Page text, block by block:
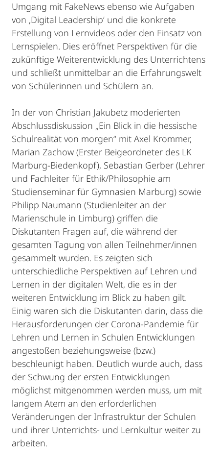
Umgang mit FakeNews ebenso wie Aufgaben
von ‚Digital Leadership‘ und die konkrete
Erstellung von Lernvideos oder den Einsatz von
Lernspielen. Dies eröffnet Perspektiven für die
zukünftige Weiterentwicklung des Unterrichtens
und schließt unmittelbar an die Erfahrungswelt
von Schülerinnen und Schülern an.
In der von Christian Jakubetz moderierten
Abschlussdiskussion „Ein Blick in die hessische
Schulrealität von morgen“ mit Axel Krommer,
Marian Zachow (Erster Beigeordneter des LK
Marburg-Biedenkopf), Sebastian Gerber (Lehrer
und Fachleiter für Ethik/Philosophie am
Studienseminar für Gymnasien Marburg) sowie
Philipp Naumann (Studienleiter an der
Marienschule in Limburg) griffen die
Diskutanten Fragen auf, die während der
gesamten Tagung von allen Teilnehmer/innen
gesammelt wurden. Es zeigten sich
unterschiedliche Perspektiven auf Lehren und
Lernen in der digitalen Welt, die es in der
weiteren Entwicklung im Blick zu haben gilt.
Einig waren sich die Diskutanten darin, dass die
Herausforderungen der Corona-Pandemie für
Lehren und Lernen in Schulen Entwicklungen
angestoßen beziehungsweise (bzw.)
beschleunigt haben. Deutlich wurde auch, dass
der Schwung der ersten Entwicklungen
möglichst mitgenommen werden muss, um mit
langem Atem an den erforderlichen
Veränderungen der Infrastruktur der Schulen
und ihrer Unterrichts- und Lernkultur weiter zu
arbeiten.